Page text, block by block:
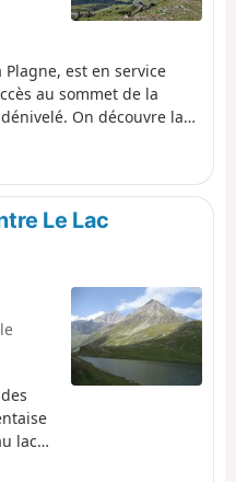
Plagne, est en service
au sommet de la
On découvre la
Le Lac
lac